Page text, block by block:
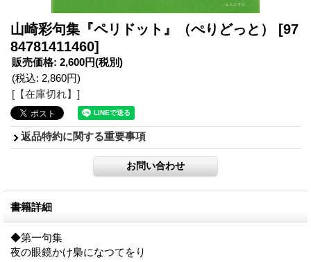
山崎彩句集『ペリドット』（ぺりどっと）
[97
84781411460]
販売価格: 2,600円(税別)
(税込: 2,860円)
[【在庫切れ】]
返品特約に関する重要事項
書籍詳細
◆第一句集
夜の眼鏡かけ梟になつてをり